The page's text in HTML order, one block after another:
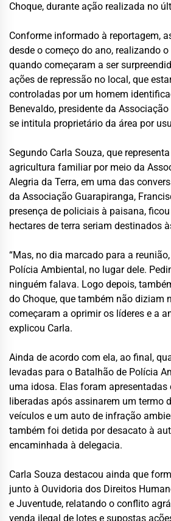
Choque, durante ação realizada no
Conforme informado à reportagem,
desde o começo do ano, realizando
quando começaram a ser
ações de repressão no local, que
controladas por um homem
Benevaldo, presidente da
se intitula proprietário da área por
Segundo Carla Souza, que
agricultura familiar por meio da
Alegria da Terra, em uma das
da Associação Guarapiranga,
presença de policiais à paisana,
hectares de terra seriam destinados
“Mas, no dia marcado para a
Polícia Ambiental, no lugar dele.
ninguém falava. Logo depois,
do Choque, que também não diziam
começaram a oprimir os líderes e a
explicou Carla.
Ainda de acordo com ela, ao final,
levadas para o Batalhão de Polícia
uma idosa. Elas foram apresentadas
liberadas após assinarem um termo
veículos e um auto de infração
também foi detida por desacato à
encaminhada à delegacia.
Carla Souza destacou ainda que
junto à Ouvidoria dos Direitos
e Juventude, relatando o conflito
venda ilegal de lotes e supostas